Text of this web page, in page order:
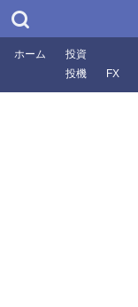
ホーム
投資
投機
FX